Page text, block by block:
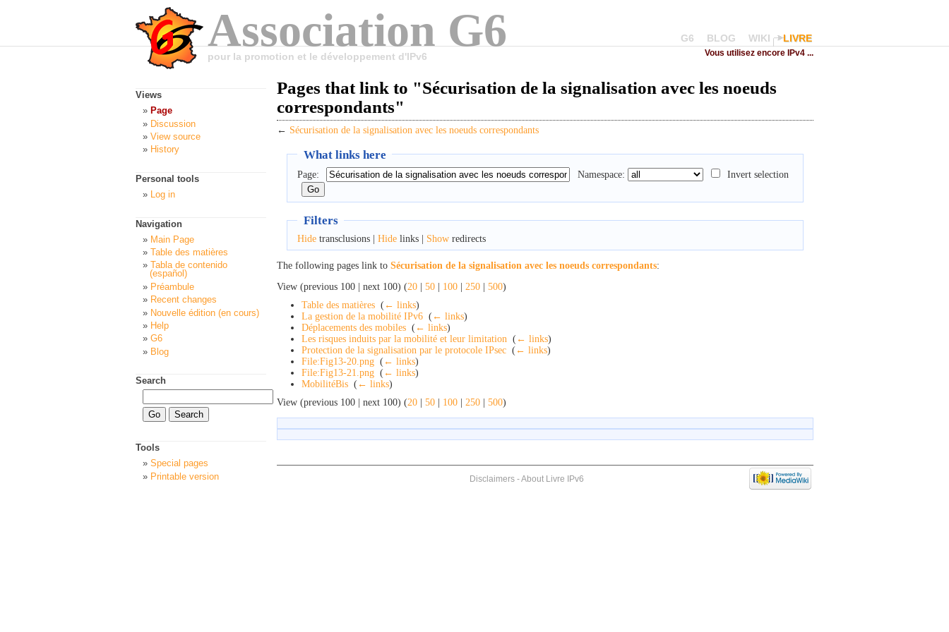
Association G6
pour la promotion et le développement d'IPv6
G6 BLOG WIKI LIVRE
Vous utilisez encore IPv4 ...
Pages that link to "Sécurisation de la signalisation avec les noeuds
correspondants"
← Sécurisation de la signalisation avec les noeuds correspondants
What links here
Page: Namespace: Invert selection
Filters
Hidetransclusions | Hidelinks | Showredirects
The following pages link to Sécurisation de la signalisation avec les noeuds correspondants:
View (previous 100 | next 100) (20 | 50 | 100 | 250 | 500)
Table des matières ( ← links)
La gestion de la mobilité IPv6 ( ← links)
Déplacements des mobiles ( ← links)
Les risques induits par la mobilité et leur limitation ( ← links)
Protection de la signalisation par le protocole IPsec ( ← links)
File:Fig13-20.png ( ← links)
File:Fig13-21.png ( ← links)
MobilitéBis ( ← links)
View (previous 100 | next 100) (20 | 50 | 100 | 250 | 500)
Views
Page
Discussion
View source
History
Personal tools
Log in
Navigation
Main Page
Table des matières
Tabla de contenido
(español)
Préambule
Recent changes
Nouvelle édition (en cours)
Help
G6
Blog
Search
Tools
Special pages
Printable version
Disclaimers-About Livre IPv6